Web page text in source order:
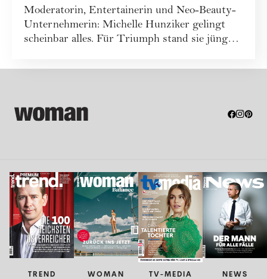
Moderatorin, Entertainerin und Neo-Beauty-
Unternehmerin: Michelle Hunziker gelingt
scheinbar alles. Für Triumph stand sie jüngst
TREND WOMAN TV-MEDIA NEWS